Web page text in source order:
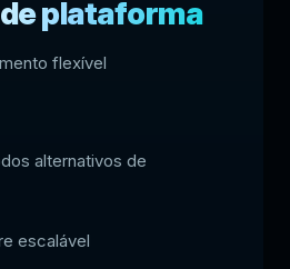
plataforma
flexível
alternativos de
escalável